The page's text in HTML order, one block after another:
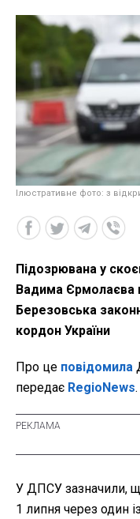
Ілюстративне фото: з
Підозрювана у
Вадима Єрмолаєва
Березовська
кордон України
Про це повідомила
передає RegioNews.
У ДПСУ зазначили,
1 липня через один